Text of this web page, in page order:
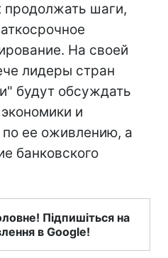
продолжать шаги,
На своей
лидеры стран
будут обсуждать
и
ее оживлению, а
банковского
Підпишіться на
в Google!